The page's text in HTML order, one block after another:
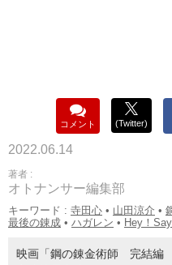
コメント (Twitter)
2022.06.14
著者 :
オトナンサー編集部
キーワード : 寺田心 • 山田涼介 •
最後の錬成 • ハガレン • Hey！
映画「鋼の錬金術師 完結編